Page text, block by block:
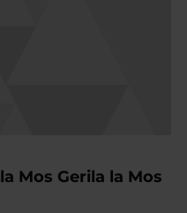
Mos Gerila la Mos